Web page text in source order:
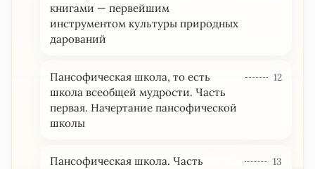
книгами — первейшим
инструментом культуры природных
дарований
Пансофическая школа, то есть
школа всеобщей мудрости. Часть
первая. Начертание пансофической
школы
12
Пансофическая школа. Часть
13